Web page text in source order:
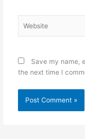
Save my name,
the next time I